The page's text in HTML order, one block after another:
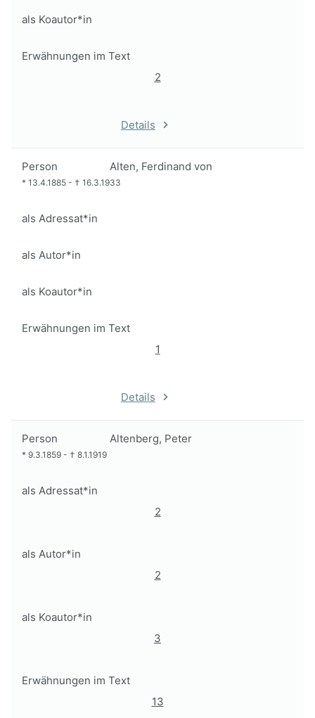
als Koautor*in
Erwähnungen im Text
2
Details
Person Alten, Ferdinand von
* 13.4.1885 - † 16.3.1933
als Adressat*in
als Autor*in
als Koautor*in
Erwähnungen im Text
1
Details
Person Altenberg, Peter
* 9.3.1859 - † 8.1.1919
als Adressat*in
2
als Autor*in
2
als Koautor*in
3
Erwähnungen im Text
13